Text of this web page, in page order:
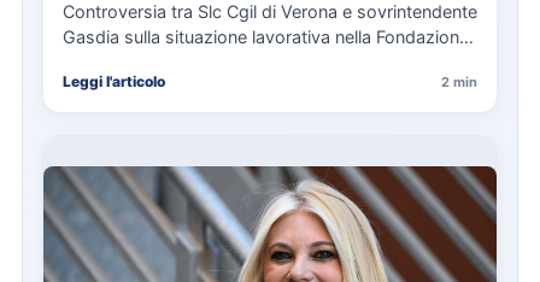
Controversia tra Slc Cgil di Verona e sovrintendente
Gasdia sulla situazione lavorativa nella Fondazione
Leggi l'articolo 2 min